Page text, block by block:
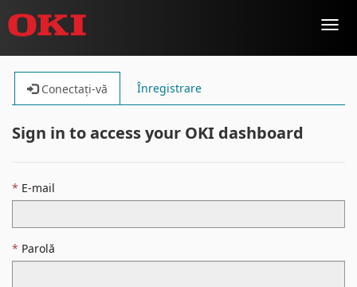
Conectați-vă Înregistrare
Sign in to access your OKI dashboard
E-mail
Parolă